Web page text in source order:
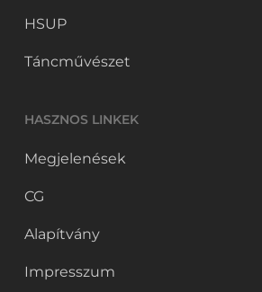
HSUP
Táncművészet
HASZNOS LINKEK
Megjelenések
CG
Alapítvány
Impresszum